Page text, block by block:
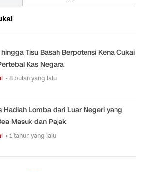
Tisu Basah Berpotensi Kena Cukai
Kas Negara
• 8 bulan yang lalu
Hadiah Lomba dari Luar Negeri yang
Masuk dan Pajak
• 1 tahun yang lalu